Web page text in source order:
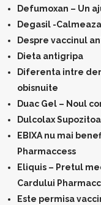
Defumoxan – Un
Degasil -
Despre vaccinul
Dieta antigripa
Diferenta intre
obisnuite
Duac Gel – Noul
Dulcolax
EBIXA nu mai
Pharmaccess
Eliquis – Pretul
Cardului
Este permisa